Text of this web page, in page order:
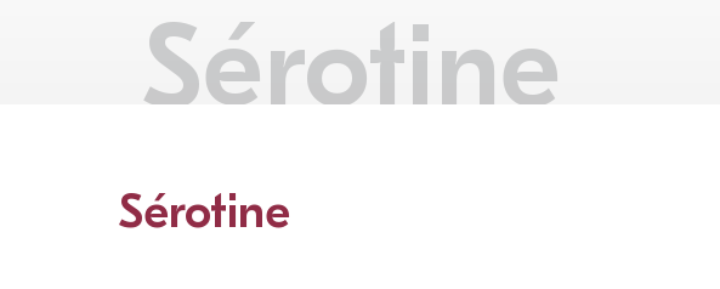
Sérotine
Sérotine